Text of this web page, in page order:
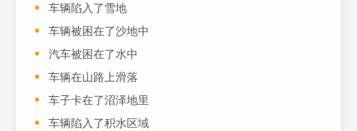
车辆陷入了雪地
车辆被困在了沙地中
汽车被困在了水中
车辆在山路上滑落
车子卡在了沼泽地里
车辆陷入了积水区域